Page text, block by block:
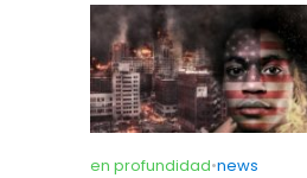
en profundidad•news